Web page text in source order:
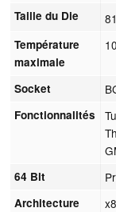
Taille du Die
Température
maximale
Socket
Fonctionnalités
64 Bit
Architecture